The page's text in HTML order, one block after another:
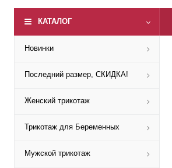
КАТАЛОГ
Новинки
Последний размер, СКИДКА!
Женский трикотаж
Трикотаж для Беременных
Мужской трикотаж